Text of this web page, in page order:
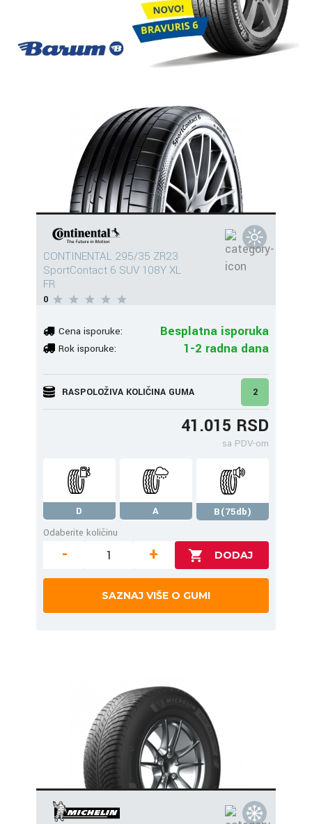
CONTINENTAL 295/35 ZR23
SportContact 6 SUV 108Y XL
FR
0
Cena isporuke: Besplatna isporuka
Rok isporuke: 1-2 radna dana
RASPOLOŽIVA KOLIČINA GUMA 2
41.015 RSD
sa PDV-om
D A
B(75db)
Odaberite količinu
- +
SAZNAJ VIŠE O GUMI